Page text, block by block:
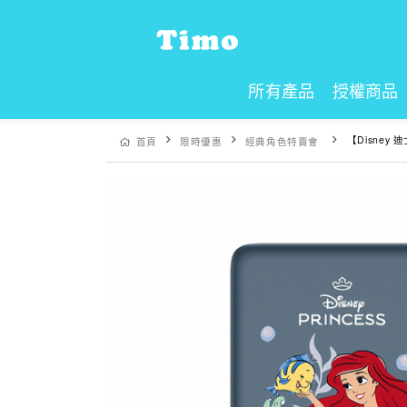
所有產品 授權商品
首頁 限時優惠 經典角色特賣會 【Disney 迪士尼】小美